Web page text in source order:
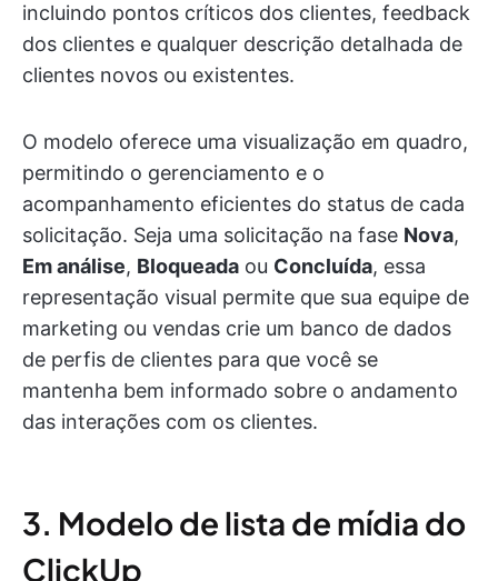
incluindo pontos críticos dos clientes, feedback
dos clientes e qualquer descrição detalhada de
clientes novos ou existentes.
O modelo oferece uma visualização em quadro,
permitindo o gerenciamento e o
acompanhamento eficientes do status de cada
solicitação. Seja uma solicitação na fase Nova,
Em análise, Bloqueada ou Concluída, essa
representação visual permite que sua equipe de
marketing ou vendas crie um banco de dados
de perfis de clientes para que você se
mantenha bem informado sobre o andamento
das interações com os clientes.
3. Modelo de lista de mídia do
ClickUp